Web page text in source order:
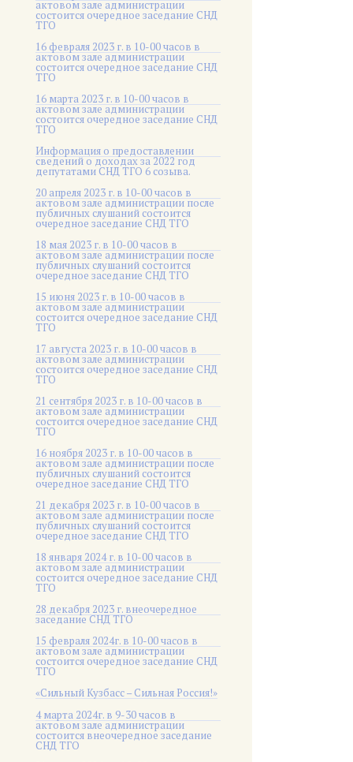
актовом зале администрации
состоится очередное заседание СНД
ТГО
16 февраля 2023 г. в 10-00 часов в
актовом зале администрации
состоится очередное заседание СНД
ТГО
16 марта 2023 г. в 10-00 часов в
актовом зале администрации
состоится очередное заседание СНД
ТГО
Информация о предоставлении
сведений о доходах за 2022 год
депутатами СНД ТГО 6 созыва.
20 апреля 2023 г. в 10-00 часов в
актовом зале администрации после
публичных слушаний состоится
очередное заседание СНД ТГО
18 мая 2023 г. в 10-00 часов в
актовом зале администрации после
публичных слушаний состоится
очередное заседание СНД ТГО
15 июня 2023 г. в 10-00 часов в
актовом зале администрации
состоится очередное заседание СНД
ТГО
17 августа 2023 г. в 10-00 часов в
актовом зале администрации
состоится очередное заседание СНД
ТГО
21 сентября 2023 г. в 10-00 часов в
актовом зале администрации
состоится очередное заседание СНД
ТГО
16 ноября 2023 г. в 10-00 часов в
актовом зале администрации после
публичных слушаний состоится
очередное заседание СНД ТГО
21 декабря 2023 г. в 10-00 часов в
актовом зале администрации после
публичных слушаний состоится
очередное заседание СНД ТГО
18 января 2024 г. в 10-00 часов в
актовом зале администрации
состоится очередное заседание СНД
ТГО
28 декабря 2023 г. внеочередное
заседание СНД ТГО
15 февраля 2024г. в 10-00 часов в
актовом зале администрации
состоится очередное заседание СНД
ТГО
«Сильный Кузбасс – Сильная Россия!»
4 марта 2024г. в 9-30 часов в
актовом зале администрации
состоится внеочередное заседание
СНД ТГО